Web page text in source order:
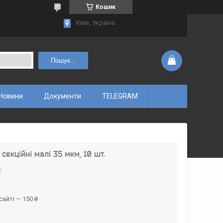
Кошик
Київ, Україна
Пошук...
Документи TELEGRAM
малі 35 мкм, 10 шт.
— 150 ₴